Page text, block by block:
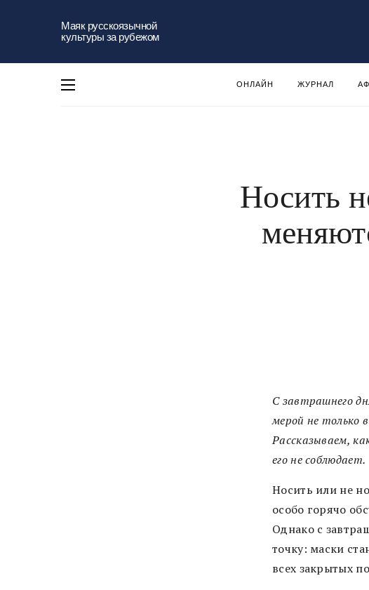
Маяк русскоязычной
культуры за рубежом
ОНЛАЙН ЖУРНАЛ
Носить
С завтрашнего
мерой не только
Рассказываем,
его не соблюдает.
Носить или не
особо горячо
Однако с
точку: маски
всех закрытых